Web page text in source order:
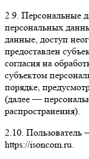
2.9. Персональные
персональных
данные, доступ
предоставлен
согласия на
субъектом
порядке,
(далее —
распространения).
2.10. Пользователь
https://isoncom.ru.